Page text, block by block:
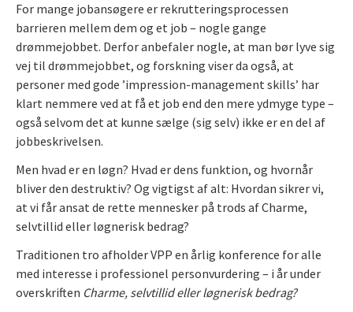
For mange jobansøgere er rekrutteringsprocessen
barrieren mellem dem og et job – nogle gange
drømmejobbet. Derfor anbefaler nogle, at man bør lyve sig
vej til drømmejobbet, og forskning viser da også, at
personer med gode ’impression-management skills’ har
klart nemmere ved at få et job end den mere ydmyge type –
også selvom det at kunne sælge (sig selv) ikke er en del af
jobbeskrivelsen.
Men hvad er en løgn? Hvad er dens funktion, og hvornår
bliver den destruktiv? Og vigtigst af alt: Hvordan sikrer vi,
at vi får ansat de rette mennesker på trods af Charme,
selvtillid eller løgnerisk bedrag?
Traditionen tro afholder VPP en årlig konference for alle
med interesse i professionel personvurdering – i år under
overskriften Charme, selvtillid eller løgnerisk bedrag?